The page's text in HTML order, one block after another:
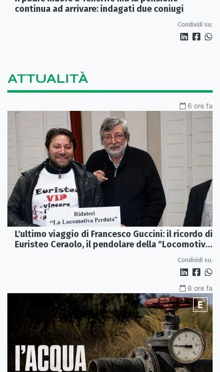
continua ad arrivare: indagati due coniugi
Condividi su:
ATTUALITÀ
6 ore fa
L'ultimo viaggio di Francesco Guccini: il ricordo di
Euristeo Ceraolo, il pendolare della "Locomotiva
Condividi su:
8 ore fa